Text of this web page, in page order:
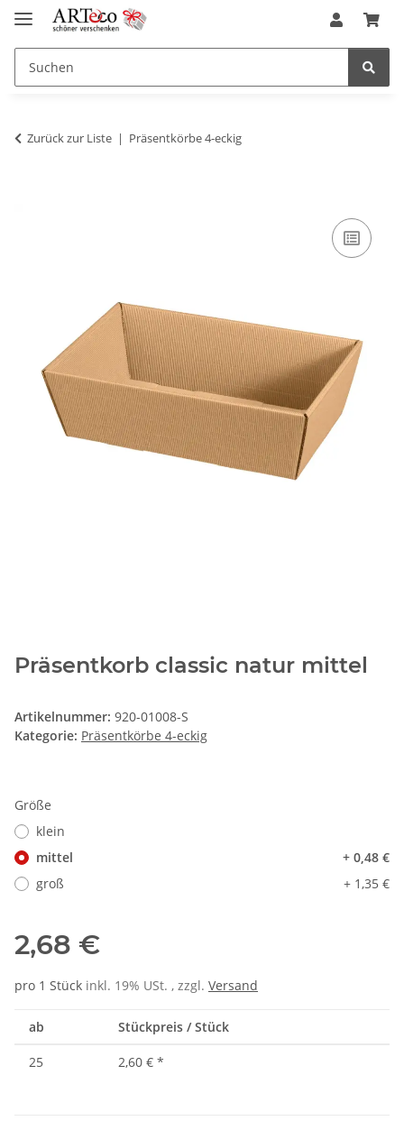
Zurück zur Liste Präsentkörbe 4-eckig
Präsentkorb classic natur mittel
Artikelnummer: 920-01008-S
Kategorie: Präsentkörbe 4-eckig
Größe
klein
mittel
+ 0,48 €
groß
+ 1,35 €
2,68 €
pro 1 Stück inkl. 19% USt. , zzgl. Versand
ab Stückpreis / Stück
25 2,60 € *